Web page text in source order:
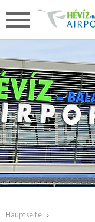
Hauptseite ›